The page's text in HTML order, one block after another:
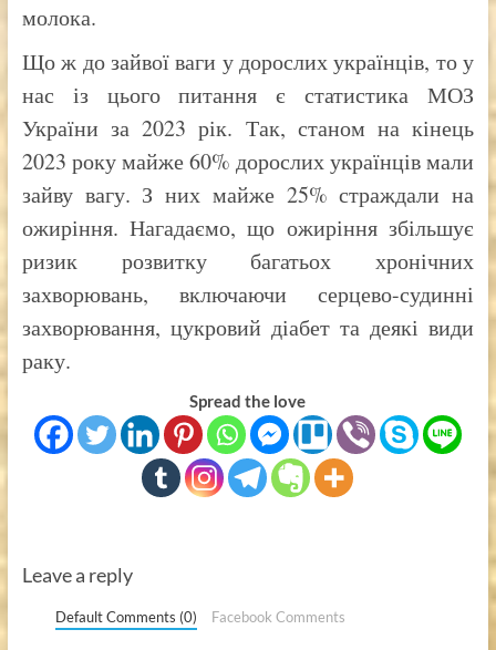
молока.
Що ж до зайвої ваги у дорослих українців, то у
нас із цього питання є статистика МОЗ
України за 2023 рік. Так, станом на кінець
2023 року майже 60% дорослих українців мали
зайву вагу. З них майже 25% страждали на
ожиріння. Нагадаємо, що ожиріння збільшує
ризик розвитку багатьох хронічних
захворювань, включаючи серцево-судинні
захворювання, цукровий діабет та деякі види
раку.
Spread the love
Leave a reply
Default Comments (0) Facebook Comments